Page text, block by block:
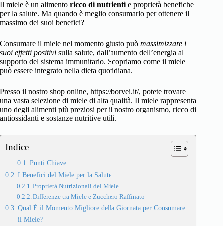
Il miele è un alimento ricco di nutrienti e proprietà benefiche
per la salute. Ma quando è meglio consumarlo per ottenere il
massimo dei suoi benefici?
Consumare il miele nel momento giusto può massimizzare i
suoi effetti positivi sulla salute, dall’aumento dell’energia al
supporto del sistema immunitario. Scopriamo come il miele
può essere integrato nella dieta quotidiana.
Presso il nostro shop online, https://borvei.it/, potete trovare
una vasta selezione di miele di alta qualità. Il miele rappresenta
uno degli alimenti più preziosi per il nostro organismo, ricco di
antiossidanti e sostanze nutritive utili.
Indice
Punti Chiave
I Benefici del Miele per la Salute
Proprietà Nutrizionali del Miele
Differenze tra Miele e Zucchero Raffinato
Qual È il Momento Migliore della Giornata per Consumare
il Miele?